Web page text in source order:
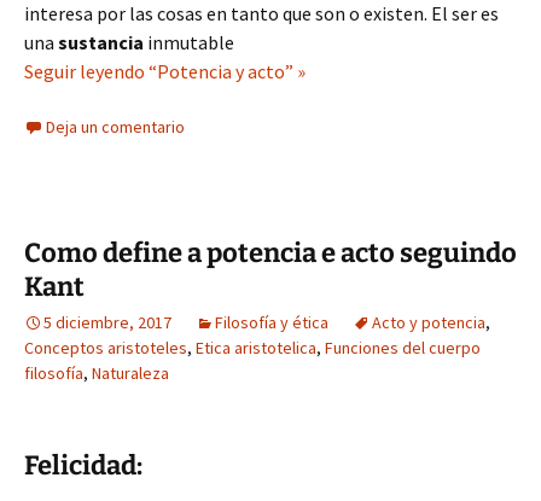
interesa por las cosas en tanto que son o existen. El ser es
una sustancia inmutable
Seguir leyendo “Potencia y acto” »
Deja un comentario
Como define a potencia e acto seguindo
Kant
5 diciembre, 2017 Filosofía y ética Acto y potencia,
Conceptos aristoteles, Etica aristotelica, Funciones del cuerpo
filosofía, Naturaleza
Felicidad: